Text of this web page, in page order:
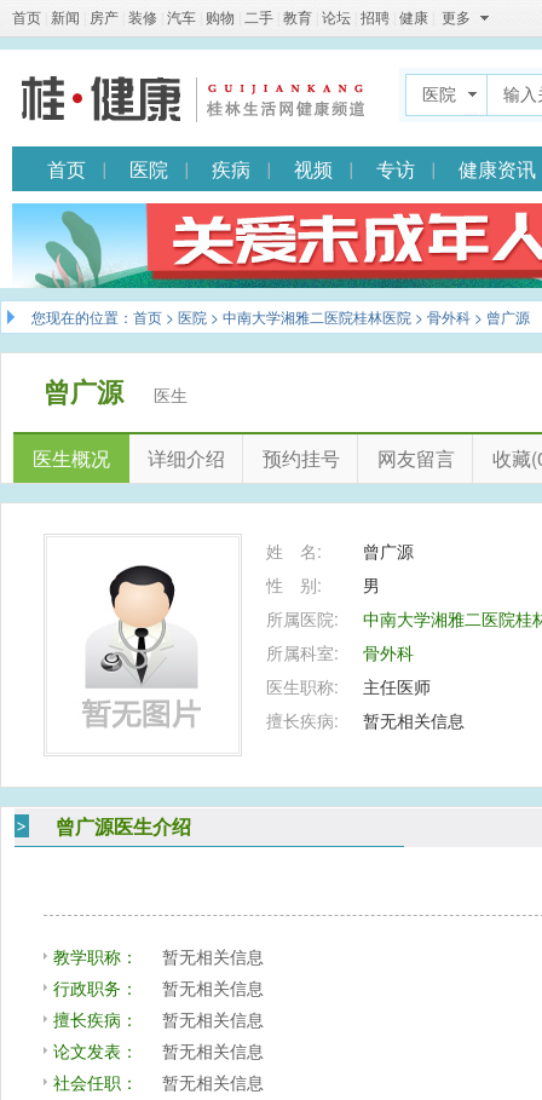
首页 新闻 房产 装修 汽车 购物 二手 教育 论坛 招聘 健康 更多
医院
首页 医院 疾病 视频 专访 健康资讯
您现在的位置： 首页 > 医院 > 中南大学湘雅二医院桂林医院 > 骨外科 > 曾广源
曾广源 医生
医生概况 详细介绍 预约挂号 网友留言 收藏
姓 名:
曾广源
性 别:
男
所属医院:
中南大学湘雅二医院桂
所属科室:
骨外科
医生职称:
主任医师
擅长疾病:
暂无相关信息
曾广源医生介绍
教学职称：
暂无相关信息
行政职务：
暂无相关信息
擅长疾病：
暂无相关信息
论文发表：
暂无相关信息
社会任职：
暂无相关信息